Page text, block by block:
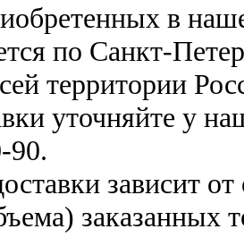
в
по Санкт-
территории
уточняйте у
90.
зависит
заказанных